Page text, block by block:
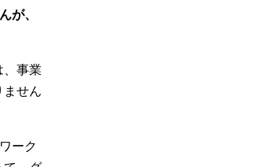
が、
事業
せん
ーク